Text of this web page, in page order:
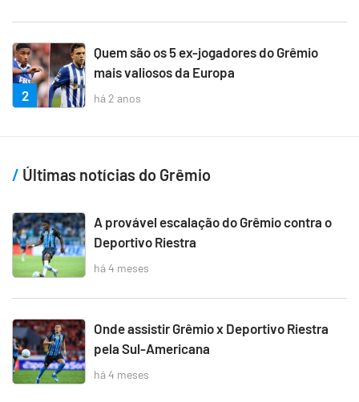
2
Quem são os 5 ex-jogadores do Grêmio
mais valiosos da Europa
há 2 anos
Últimas notícias do Grêmio
A provável escalação do Grêmio contra o
Deportivo Riestra
há 4 meses
Onde assistir Grêmio x Deportivo Riestra
pela Sul-Americana
há 4 meses